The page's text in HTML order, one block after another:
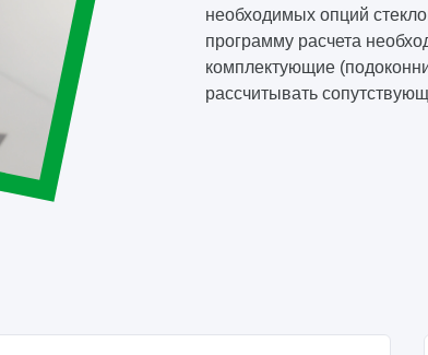
необходимых опций
программу расчета
комплектующие
рассчитывать